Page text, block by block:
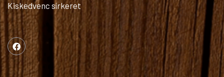
Kiskedvenc sírkeret